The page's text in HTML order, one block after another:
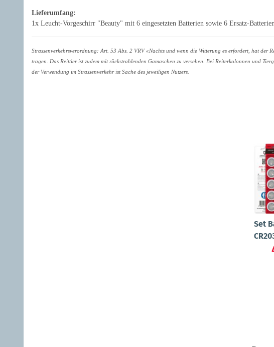
Lieferumfang:
1x Leucht-Vorgeschirr "Beauty" mit 6 eingesetzten Batterien sowie 6 Ersatz-
Strassenverkehrsverordnung: Art. 53 Abs. 2 VRV «Nachts und wenn die Witterung es erfordert, hat der
tragen. Das Reittier ist zudem mit rückstrahlenden Gamaschen zu versehen. Bei Reiterkolonnen und
der Verwendung im Strassenverkehr ist Sache des jeweiligen Nutzers.
Set